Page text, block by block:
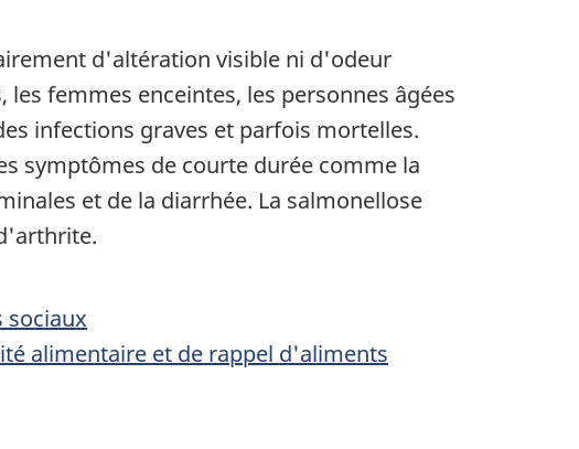
d'altération visible ni d'odeur
femmes enceintes, les personnes âgées
infections graves et parfois mortelles.
symptômes de courte durée comme la
et de la diarrhée. La salmonellose
sociaux
alimentaire et de rappel d'aliments